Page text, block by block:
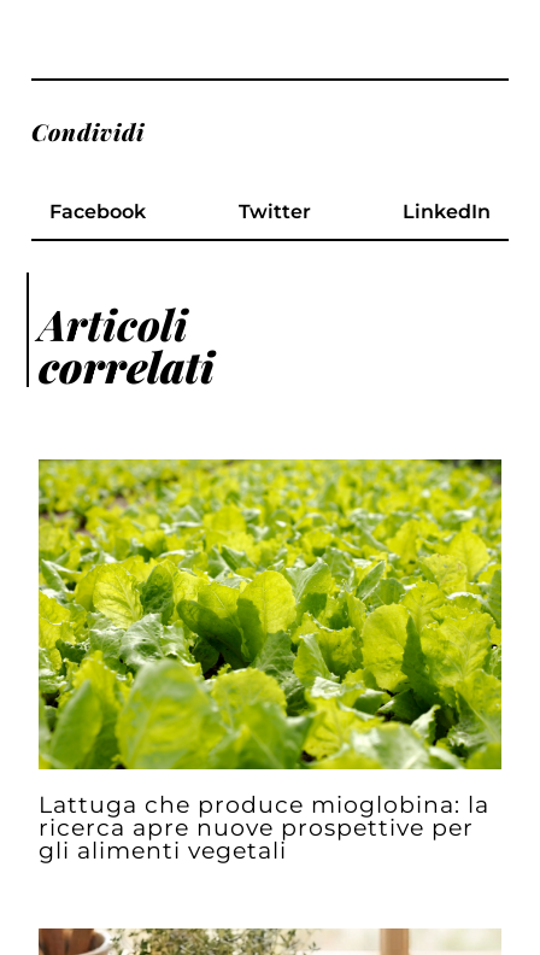
Condividi
Facebook Twitter LinkedIn
Articoli
correlati
Lattuga che produce mioglobina: la
ricerca apre nuove prospettive per
gli alimenti vegetali